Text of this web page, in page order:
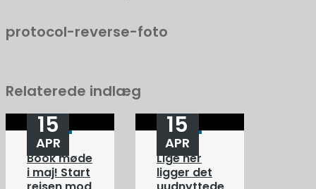
protocol-reverse-foto
Relaterede indlæg
Book møde
i maj! Start
15
APR
Lige her
ligger det
15
APR